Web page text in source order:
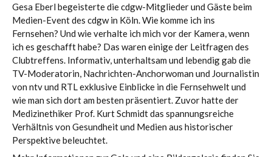
Gesa Eberl begeisterte die cdgw-Mitglieder und Gäste beim
Medien-Event des cdgw in Köln. Wie komme ich ins
Fernsehen? Und wie verhalte ich mich vor der Kamera, wenn
ich es geschafft habe? Das waren einige der Leitfragen des
Clubtreffens. Informativ, unterhaltsam und lebendig gab die
TV-Moderatorin, Nachrichten-Anchorwoman und Journalistin
von ntv und RTL exklusive Einblicke in die Fernsehwelt und
wie man sich dort am besten präsentiert. Zuvor hatte der
Medizinethiker Prof. Kurt Schmidt das spannungsreiche
Verhältnis von Gesundheit und Medien aus historischer
Perspektive beleuchtet.